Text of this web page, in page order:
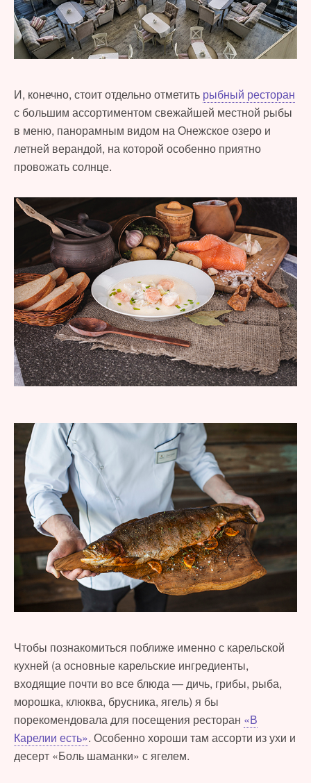
И, конечно, стоит отдельно отметить рыбный ресторан
с большим ассортиментом свежайшей местной рыбы
в меню, панорамным видом на Онежское озеро и
летней верандой, на которой особенно приятно
провожать солнце.
Чтобы познакомиться поближе именно с карельской
кухней (а основные карельские ингредиенты,
входящие почти во все блюда — дичь, грибы, рыба,
морошка, клюква, брусника, ягель) я бы
порекомендовала для посещения ресторан «В
Карелии есть». Особенно хороши там ассорти из ухи и
десерт «Боль шаманки» с ягелем.